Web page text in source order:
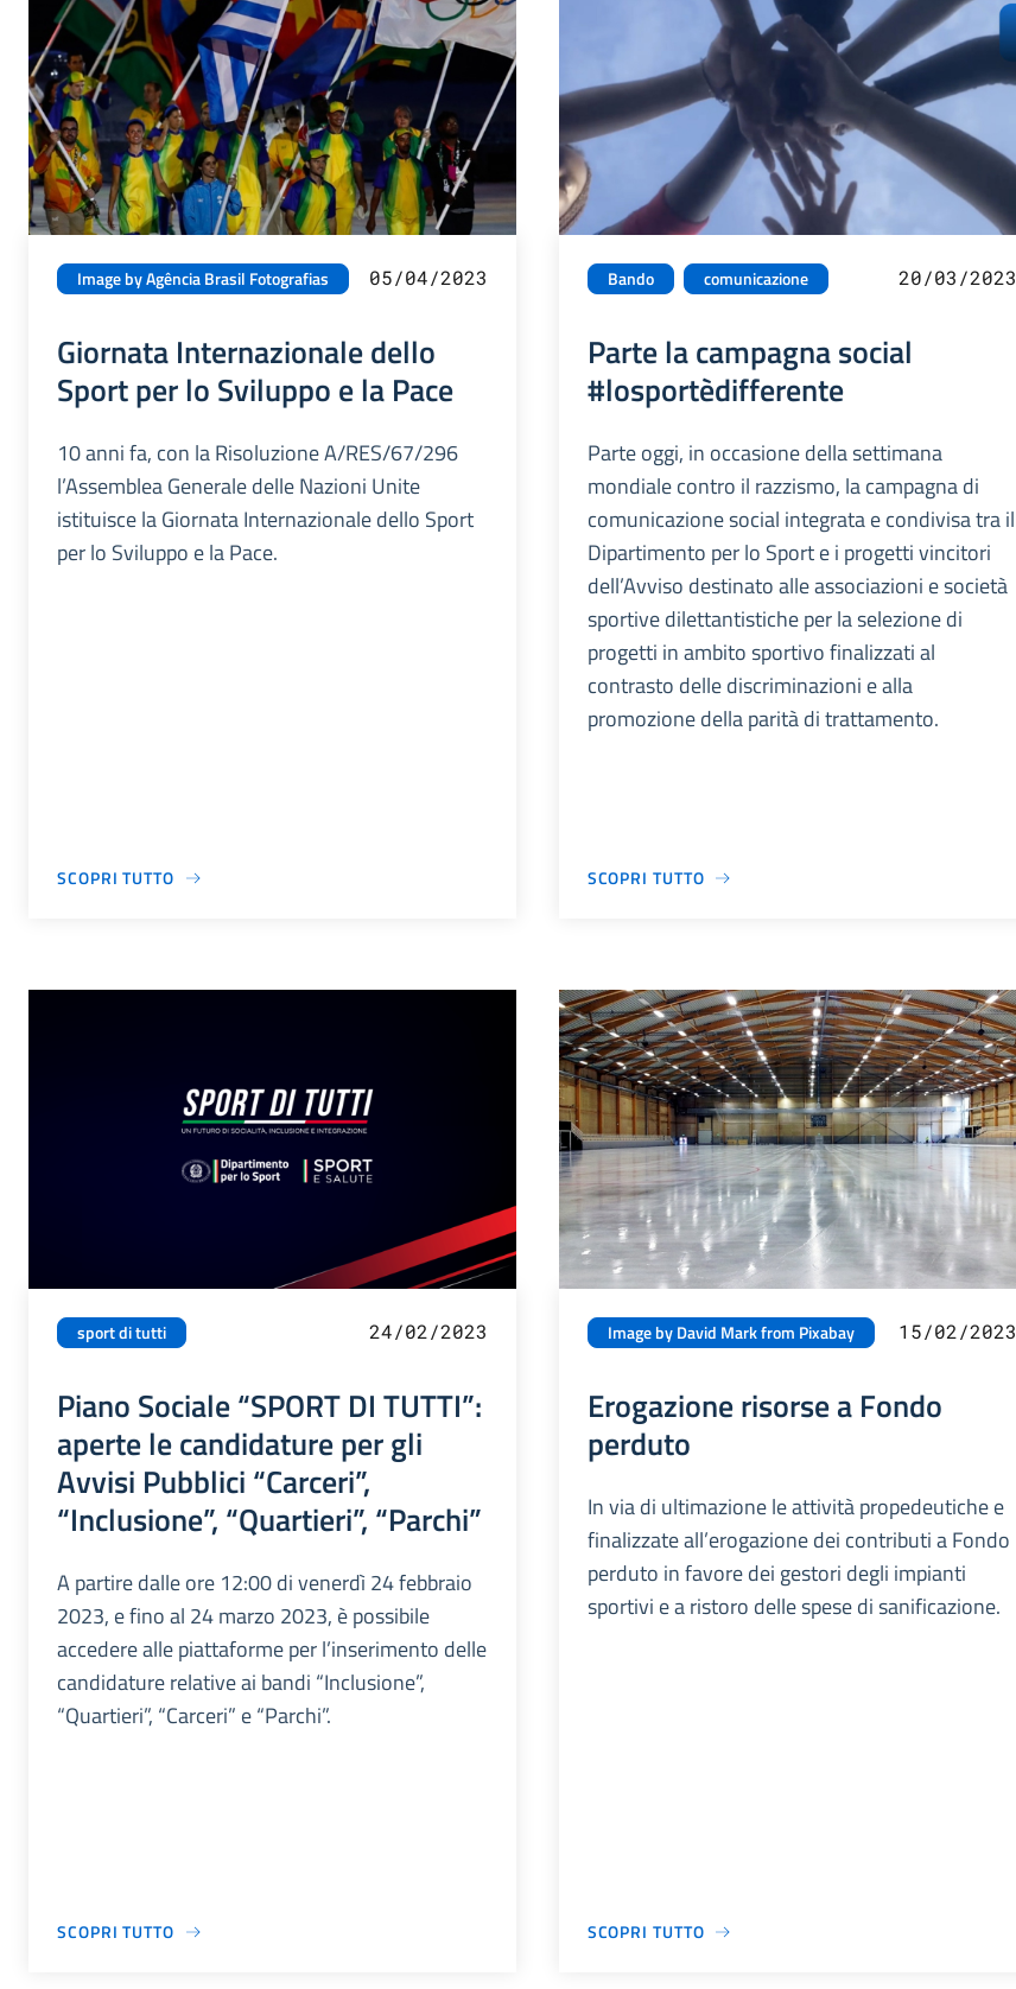
Image by Agência Brasil Fotografias 05/04/2023
Giornata Internazionale dello
Sport per lo Sviluppo e la Pace
10 anni fa, con la Risoluzione A/RES/67/296
l’Assemblea Generale delle Nazioni Unite
istituisce la Giornata Internazionale dello Sport
per lo Sviluppo e la Pace.
SCOPRI TUTTO
Bando comunicazione 20/03/2023
Parte la campagna social
#losportèdifferente
Parte oggi, in occasione della settimana
mondiale contro il razzismo, la campagna di
comunicazione social integrata e condivisa tra il
Dipartimento per lo Sport e i progetti vincitori
dell’Avviso destinato alle associazioni e società
sportive dilettantistiche per la selezione di
progetti in ambito sportivo finalizzati al
contrasto delle discriminazioni e alla
promozione della parità di trattamento.
SCOPRI TUTTO
sport di tutti 24/02/2023
Piano Sociale “SPORT DI TUTTI”:
aperte le candidature per gli
Avvisi Pubblici “Carceri”,
“Inclusione”, “Quartieri”, “Parchi”
A partire dalle ore 12:00 di venerdì 24 febbraio
2023, e fino al 24 marzo 2023, è possibile
accedere alle piattaforme per l’inserimento delle
candidature relative ai bandi “Inclusione”,
“Quartieri”, “Carceri” e “Parchi”.
SCOPRI TUTTO
Image by David Mark from Pixabay 15/02/2023
Erogazione risorse a Fondo
perduto
In via di ultimazione le attività propedeutiche e
finalizzate all’erogazione dei contributi a Fondo
perduto in favore dei gestori degli impianti
sportivi e a ristoro delle spese di sanificazione.
SCOPRI TUTTO